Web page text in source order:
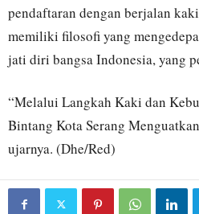
pendaftaran dengan berjalan
memiliki filosofi yang
jati diri bangsa Indonesia, yang
“Melalui Langkah Kaki dan
Bintang Kota Serang
ujarnya. (Dhe/Red)